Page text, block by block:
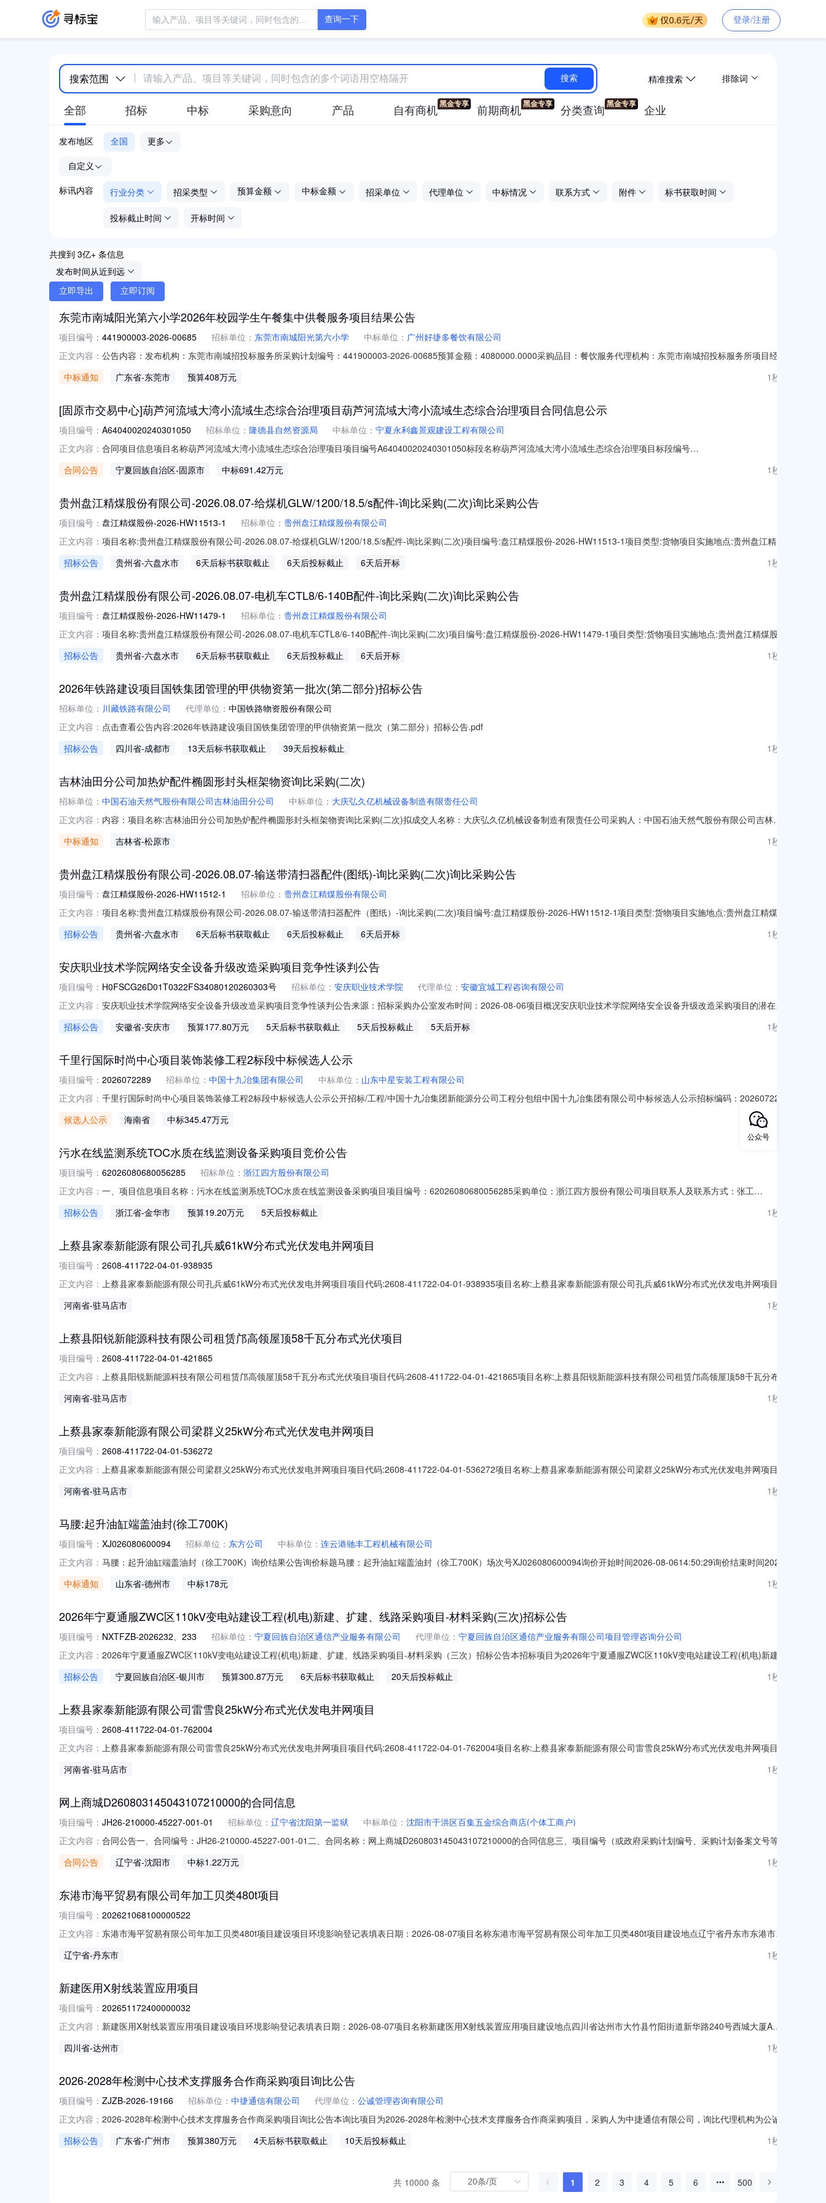
查询一下 登录/注册
搜索范围 搜索 精准搜索 排除词
全部 招标 中标 采购意向 产品 自有商机 前期商机 分类查询 企业
发布地区 全国 更多
自定义
标讯内容 行业分类 招采类型 预算金额 中标金额 招采单位 代理单位 中标情况 联系方式 附件 标书获取时间
投标截止时间 开标时间
共搜到 3亿+ 条信息
发布时间从近到远
立即导出 立即订阅
东莞市南城阳光第六小学2026年校园学生午餐集中供餐服务项目结果公告
项目编号： 441900003-2026-00685 招标单位： 东莞市南城阳光第六小学 中标单位： 广州好捷多餐饮有限公司
正文内容： 公告内容：发布机构：东莞市南城招投标服务所采购计划编号：441900003-2026-00685预算金额：4080000.0000采购品目：餐饮服务代理机构：东莞市南城招投标服务所项目经办
市南城阳光第六小学2026年校园学生午餐集中供餐服务项目):供应商名称供应商地址中标（成交）金额广州好捷多餐饮有限公司广州市增城区宁西街创誉路74号A
中标通知 广东省-东莞市 预算408万元 1秒前
[固原市交易中心]葫芦河流域大湾小流域生态综合治理项目葫芦河流域大湾小流域生态综合治理项目合同信息公示
项目编号： A64040020240301050 招标单位： 隆德县自然资源局 中标单位： 宁夏永利鑫景观建设工程有限公司
正文内容： 合同项目信息项目名称葫芦河流域大湾小流域生态综合治理项目项目编号A64040020240301050标段名称葫芦河流域大湾小流域生态综合治理项目标段编号
附件葫芦河流域大湾小流域生态综合治理项目.docx葫芦河流域大湾小流域生态综合治理项目.docx
合同公告 宁夏回族自治区-固原市 中标691.42万元 1秒前
贵州盘江精煤股份有限公司-2026.08.07-给煤机GLW/1200/18.5/s配件-询比采购(二次)询比采购公告
项目编号： 盘江精煤股份-2026-HW11513-1 招标单位： 贵州盘江精煤股份有限公司
正文内容： 项目名称:贵州盘江精煤股份有限公司-2026.08.07-给煤机GLW/1200/18.5/s配件-询比采购(二次)项目编号:盘江精煤股份-2026-HW11513-1项目类型:货物项目实施地点:贵州盘江精煤
时间:2026-08-1308:25:00截标/开标时间:2026-08-1308:50:00开标
招标公告 贵州省-六盘水市 6天后标书获取截止 6天后投标截止 6天后开标 1秒前
贵州盘江精煤股份有限公司-2026.08.07-电机车CTL8/6-140B配件-询比采购(二次)询比采购公告
项目编号： 盘江精煤股份-2026-HW11479-1 招标单位： 贵州盘江精煤股份有限公司
正文内容： 项目名称:贵州盘江精煤股份有限公司-2026.08.07-电机车CTL8/6-140B配件-询比采购(二次)项目编号:盘江精煤股份-2026-HW11479-1项目类型:货物项目实施地点:贵州盘江精煤股份
间:2026-08-1308:20:00截标/开标时间:2026-08-1308:50:00开标地点:采购部公告
招标公告 贵州省-六盘水市 6天后标书获取截止 6天后投标截止 6天后开标 1秒前
2026年铁路建设项目国铁集团管理的甲供物资第一批次(第二部分)招标公告
招标单位： 川藏铁路有限公司 代理单位： 中国铁路物资股份有限公司
正文内容： 点击查看公告内容:2026年铁路建设项目国铁集团管理的甲供物资第一批次（第二部分）招标公告.pdf
招标公告
四川省-成都市 13天后标书获取截止 39天后投标截止 1秒前
吉林油田分公司加热炉配件椭圆形封头框架物资询比采购(二次)
招标单位： 中国石油天然气股份有限公司吉林油田分公司 中标单位： 大庆弘久亿机械设备制造有限责任公司
正文内容： 内容：项目名称:吉林油田分公司加热炉配件椭圆形封头框架物资询比采购(二次)拟成交人名称：大庆弘久亿机械设备制造有限责任公司采购人：中国石油天然气股份有限公司吉林油
中标通知 吉林省-松原市 1秒前
贵州盘江精煤股份有限公司-2026.08.07-输送带清扫器配件(图纸)-询比采购(二次)询比采购公告
项目编号： 盘江精煤股份-2026-HW11512-1 招标单位： 贵州盘江精煤股份有限公司
正文内容： 项目名称:贵州盘江精煤股份有限公司-2026.08.07-输送带清扫器配件（图纸）-询比采购(二次)项目编号:盘江精煤股份-2026-HW11512-1项目类型:货物项目实施地点:贵州盘江精煤股
间:2026-08-1308:30:00截标/开标时间:2026-08-1309:00:00开标地点:采购部公告PDF：输送带清
招标公告 贵州省-六盘水市 6天后标书获取截止 6天后投标截止 6天后开标 1秒前
安庆职业技术学院网络安全设备升级改造采购项目竞争性谈判公告
项目编号： H0FSCG26D01T0322FS34080120260303号 招标单位： 安庆职业技术学院 代理单位： 安徽宜城工程咨询有限公司
正文内容： 安庆职业技术学院网络安全设备升级改造采购项目竞争性谈判公告来源：招标采购办公室发布时间：2026-08-06项目概况安庆职业技术学院网络安全设备升级改造采购项目的潜在供
目基本情况项目编号：H0FSCG26D01T0322FS34080120260303号项目名称：安庆职业技术学院网络安全设备升级改造采
招标公告 安徽省-安庆市 预算177.80万元 5天后标书获取截止 5天后投标截止 5天后开标 1秒前
千里行国际时尚中心项目装饰装修工程2标段中标候选人公示
项目编号： 2026072289 招标单位： 中国十九冶集团有限公司 中标单位： 山东中星安装工程有限公司
正文内容： 千里行国际时尚中心项目装饰装修工程2标段中标候选人公示公开招标/工程/中国十九冶集团新能源分公司工程分包组中国十九冶集团有限公司中标候选人公示招标编码：2026072289
招标名称：千里行国际时尚中心项目装饰装修工程2标段第一中标候选人：山东中星安装工程有限公司报价金额：3454748.20元第二中标候选人：盛鸿建设发展有限公司报价金额：
3490684.18元特此公示公示期为4天，若有异议，请在公示期内与招标监督人联系，联系电话：13881927472招标人：中国十九冶集团有限公司公示开始时间：2026年08月06
候选人公示 海南省 中标345.47万元 1秒前
污水在线监测系统TOC水质在线监测设备采购项目竞价公告
项目编号： 62026080680056285 招标单位： 浙江四方股份有限公司
正文内容： 一、项目信息项目名称：污水在线监测系统TOC水质在线监测设备采购项目项目编号：62026080680056285采购单位：浙江四方股份有限公司项目联系人及联系方式：张工
事责任的能力；2．具有良好的商业信誉和健全的财务会计财务制度；3．具有履行合同所必需的设备和专业技术、售后保障等能力；4．有依法缴纳税收和社会保障资
招标公告 浙江省-金华市 预算19.20万元 5天后投标截止 1秒前
上蔡县家泰新能源有限公司孔兵威61kW分布式光伏发电并网项目
项目编号： 2608-411722-04-01-938935
正文内容： 上蔡县家泰新能源有限公司孔兵威61kW分布式光伏发电并网项目项目代码:2608-411722-04-01-938935项目名称:上蔡县家泰新能源有限公司孔兵威61kW分布式光伏发电并网项目项
河南省-驻马店市 1秒前
上蔡县阳锐新能源科技有限公司租赁邝高领屋顶58千瓦分布式光伏项目
项目编号： 2608-411722-04-01-421865
正文内容： 上蔡县阳锐新能源科技有限公司租赁邝高领屋顶58千瓦分布式光伏项目项目代码:2608-411722-04-01-421865项目名称:上蔡县阳锐新能源科技有限公司租赁邝高领屋顶58千瓦分布式
河南省-驻马店市 1秒前
上蔡县家泰新能源有限公司梁群义25kW分布式光伏发电并网项目
项目编号： 2608-411722-04-01-536272
正文内容： 上蔡县家泰新能源有限公司梁群义25kW分布式光伏发电并网项目项目代码:2608-411722-04-01-536272项目名称:上蔡县家泰新能源有限公司梁群义25kW分布式光伏发电并网项目项
河南省-驻马店市 1秒前
马腰:起升油缸端盖油封(徐工700K)
项目编号： XJ026080600094 招标单位： 东方公司 中标单位： 连云港驰丰工程机械有限公司
正文内容： 马腰：起升油缸端盖油封（徐工700K）询价结果公告询价标题马腰：起升油缸端盖油封（徐工700K）场次号XJ026080600094询价开始时间2026-08-0614:50:29询价结束时间2026-
询价结果明细供应商产品名称产品描述供应量成交数量成交单价到货日期收货地点订单号附件连云港驰丰工程机械...轮胎式装载机配件轮胎式装载机配件（
中标通知 山东省-德州市 中标178元 1秒前
2026年宁夏通服ZWC区110kV变电站建设工程(机电)新建、扩建、线路采购项目-材料采购(三次)招标公告
项目编号： NXTFZB-2026232、233 招标单位： 宁夏回族自治区通信产业服务有限公司 代理单位： 宁夏回族自治区通信产业服务有限公司项目管理咨询分公司
正文内容： 2026年宁夏通服ZWC区110kV变电站建设工程(机电)新建、扩建、线路采购项目-材料采购（三次）招标公告本招标项目为2026年宁夏通服ZWC区110kV变电站建设工程(机电)新建、
限公司项目管理咨询分公司。项目资金由招标人自筹，资金已落实。项目已具备招标条件，现进行公开招标，特邀请有意向的且具有提供标的物能力的潜在投标人（以下简称投标
招标公告 宁夏回族自治区-银川市 预算300.87万元 6天后标书获取截止 20天后投标截止 1秒前
上蔡县家泰新能源有限公司雷雪良25kW分布式光伏发电并网项目
项目编号： 2608-411722-04-01-762004
正文内容： 上蔡县家泰新能源有限公司雷雪良25kW分布式光伏发电并网项目项目代码:2608-411722-04-01-762004项目名称:上蔡县家泰新能源有限公司雷雪良25kW分布式光伏发电并网项目项
河南省-驻马店市 1秒前
网上商城D260803145043107210000的合同信息
项目编号： JH26-210000-45227-001-01 招标单位： 辽宁省沈阳第一监狱 中标单位： 沈阳市于洪区百集五金综合商店(个体工商户)
正文内容： 合同公告一、合同编号：JH26-210000-45227-001-01二、合同名称：网上商城D260803145043107210000的合同信息三、项目编号（或政府采购计划编号、采购计划备案文号等，
应商（乙方）：沈阳市于洪区百集五金综合商店（个体工商户）地址：辽宁省沈阳市于洪区赤山路121-4号（2-16-2）联系方式：六、合同主
合同公告 辽宁省-沈阳市 中标1.22万元 1秒前
东港市海平贸易有限公司年加工贝类480t项目
项目编号： 202621068100000522
正文内容： 东港市海平贸易有限公司年加工贝类480t项目建设项目环境影响登记表填表日期：2026-08-07项目名称东港市海平贸易有限公司年加工贝类480t项目建设地点辽宁省丹东市东港市前
产运营日期2026-06-22建设性质新建备案依据该项目属于《建设项目环境影响评价分类管理名录》中应当填报环境影响登记表的建设项目，属于第4海水养殖项中其他。建
辽宁省-丹东市 1秒前
新建医用X射线装置应用项目
项目编号： 202651172400000032
正文内容： 新建医用X射线装置应用项目建设项目环境影响登记表填表日期：2026-08-07项目名称新建医用X射线装置应用项目建设地点四川省达州市大竹县竹阳街道新华路240号西城大厦A幢
2026-08-15建设性质新建备案依据该项目属于《建设项目环境影响评价分类管理名录》中应当填报环境影响登记表的建设项目，属于第172核技术利用建设项目项中销售Ⅰ类、Ⅱ类、
四川省-达州市 1秒前
2026-2028年检测中心技术支撑服务合作商采购项目询比公告
项目编号： ZJZB-2026-19166 招标单位： 中捷通信有限公司 代理单位： 公诚管理咨询有限公司
正文内容： 2026-2028年检测中心技术支撑服务合作商采购项目询比公告本询比项目为2026-2028年检测中心技术支撑服务合作商采购项目，采购人为中捷通信有限公司，询比代理机构为公诚管
应。1.项目概况与采购内容1.1项目概况：（1）服务地点：广东省，具体地点根据甲方实际需要。（2）服务时间：合同签订生效之日起24个月止（具体以合同签订为准）。（3）预
招标公告 广东省-广州市 预算380万元 4天后标书获取截止 10天后投标截止 1秒前
共 10000 条 1 2 3 4 5 6 500
公众号